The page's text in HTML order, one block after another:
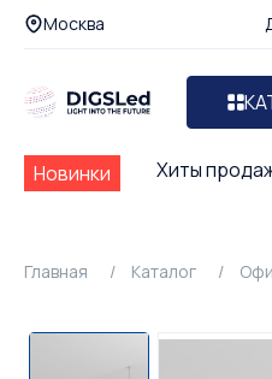
Москва
Новинки Хиты
Главная Каталог